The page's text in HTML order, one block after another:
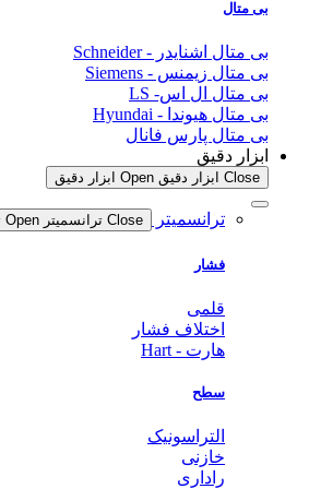
بی متال
بی متال اشنایدر - Schneider
بی متال زیمنس - Siemens
بی متال ال اس- LS
بی متال هیوندا - Hyundai
بی متال پارس فانال
ابزار دقیق
Close ابزار دقیق Open ابزار دقیق
ترانسمیتر Close ترانسمیتر Open ترانسمیتر
فشار
قلمی
اختلاف فشار
هارت - Hart
سطح
التراسونیک
خازنی
راداری